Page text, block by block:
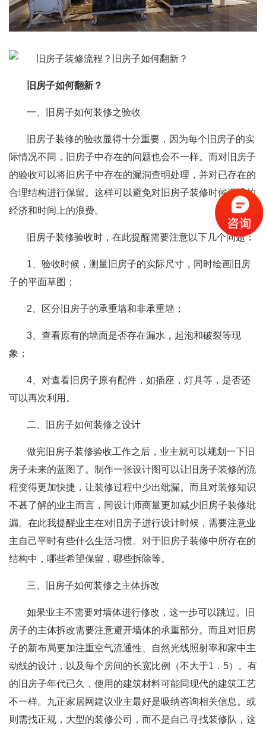
旧房子如何翻新？
一、旧房子如何装修之验收
旧房子装修的验收显得十分重要，因为每个旧房子的实
际情况不同，旧房子中存在的问题也会不一样。而对旧房子
的验收可以将旧房子中存在的漏洞查明处理，并对已存在的
合理结构进行保留。这样可以避免对旧房子装修时候造成的
经济和时间上的浪费。
旧房子装修验收时，在此提醒需要注意以下几个问题：
1、验收时候，测量旧房子的实际尺寸，同时绘画旧房
子的平面草图；
2、区分旧房子的承重墙和非承重墙；
3、查看原有的墙面是否存在漏水，起泡和破裂等现
象；
4、对查看旧房子原有配件，如插座，灯具等，是否还
可以再次利用。
二、旧房子如何装修之设计
做完旧房子装修验收工作之后，业主就可以规划一下旧
房子未来的蓝图了。制作一张设计图可以让旧房子装修的流
程变得更加快捷，让装修过程中少出纰漏。而且对装修知识
不甚了解的业主而言，同设计师商量更加减少旧房子装修纰
漏。在此我提醒业主在对旧房子进行设计时候，需要注意业
主自己平时有些什么生活习惯。对于旧房子装修中所存在的
结构中，哪些希望保留，哪些拆除等。
三、旧房子如何装修之主体拆改
如果业主不需要对墙体进行修改，这一步可以跳过。旧
房子的主体拆改需要注意避开墙体的承重部分。而且对旧房
子的新布局更加注重空气流通性、自然光线照射率和家中主
动线的设计，以及每个房间的长宽比例（不大于1．5）。有
的旧房子年代已久，使用的建筑材料可能同现代的建筑工艺
不一样。九正家居网建议业主最好是吸纳咨询相关信息。或
则需找正规，大型的装修公司，而不是自己寻找装修队，这